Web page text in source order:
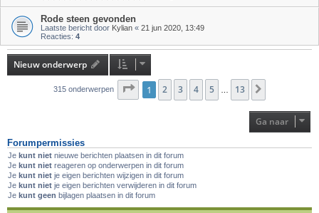
Rode steen gevonden
Laatste bericht door Kylian « 21 jun 2020, 13:49
Reacties: 4
Nieuw onderwerp
315 onderwerpen Pagina1 van 13
1 2 3 4 5 13
Ga naar
Forumpermissies
Je kunt niet nieuwe berichten plaatsen in dit forum
Je kunt niet reageren op onderwerpen in dit forum
Je kunt niet je eigen berichten wijzigen in dit forum
Je kunt niet je eigen berichten verwijderen in dit forum
Je kunt geen bijlagen plaatsen in dit forum